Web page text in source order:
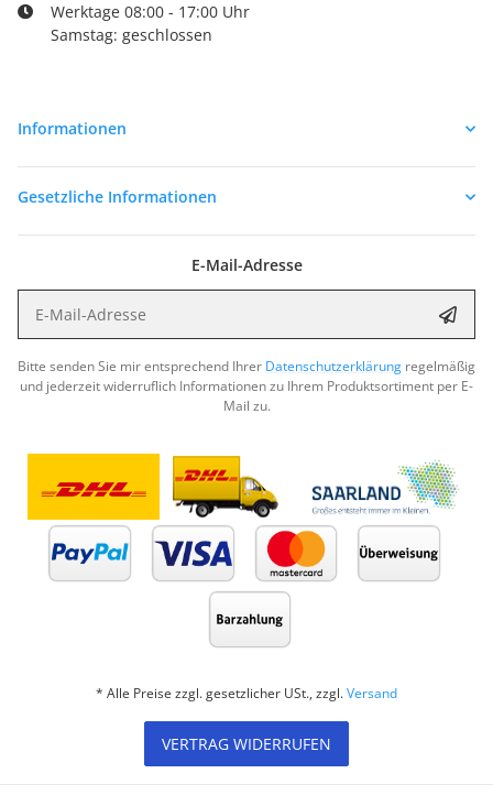
Werktage 08:00 - 17:00 Uhr
Samstag: geschlossen
Informationen
Gesetzliche Informationen
E-Mail-Adresse
Bitte senden Sie mir entsprechend Ihrer Datenschutzerklärung regelmäßig
und jederzeit widerruflich Informationen zu Ihrem Produktsortiment per E-
Mail zu.
* Alle Preise zzgl. gesetzlicher USt., zzgl.Versand
VERTRAG WIDERRUFEN